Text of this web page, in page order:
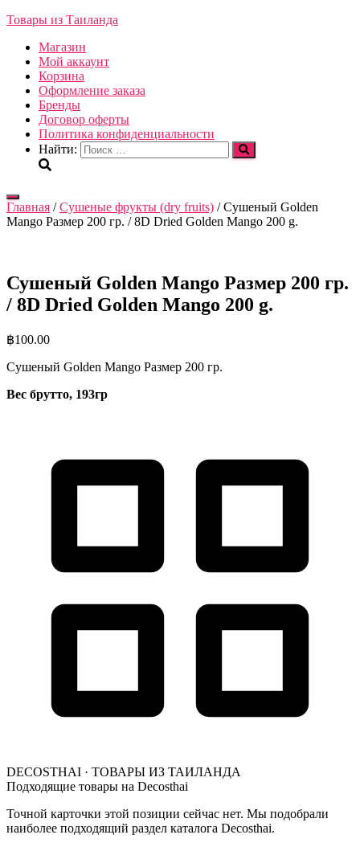
Товары из Таиланда
Магазин
Мой аккаунт
Корзина
Оформление заказа
Бренды
Договор оферты
Политика конфиденциальности
Найти:
Переключить
навигацию
Главная /Сушеные фрукты (dry fruits) / Сушеный Golden
Mango Размер 200 гр. / 8D Dried Golden Mango 200 g.
Сушеный Golden Mango Размер 200 гр.
/ 8D Dried Golden Mango 200 g.
฿100.00
Сушеный Golden Mango Размер 200 гр.
Вес брутто, 193гр
DECOSTHAI · ТОВАРЫ ИЗ ТАИЛАНДА
Подходящие товары на Decosthai
Точной карточки этой позиции сейчас нет. Мы подобрали
наиболее подходящий раздел каталога Decosthai.